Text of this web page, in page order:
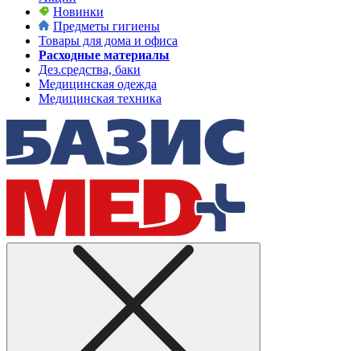
Новинки
Предметы гигиены
Товары для дома и офиса
Расходные материалы
Дез.средства, баки
Медицинская одежда
Медицинская техника